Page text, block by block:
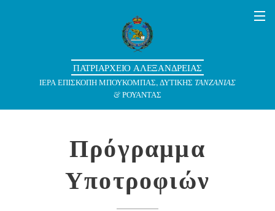
ΠΑΤΡΙΑΡΧΕΙΟ ΑΛΕΞΑΝΔΡΕΙΑΣ
ΙΕΡΑ ΕΠΙΣΚΟΠΗ ΜΠΟΥΚΟΜΠΑΣ, ΔΥΤΙΚΗΣ ΤΑΝΖΑΝΙΑΣ
& ΡΟΥΑΝΤΑΣ
Πρόγραμμα
Υποτροφιών